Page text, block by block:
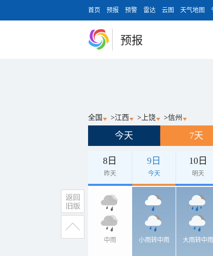
首页 预报 预警 雷达 云图 天气地图
预报
全国 >江西 > 上饶 >信州
今天 7天
8日
昨天
9日
今天
10日
明天
中雨 小雨转中雨 大雨转中雨